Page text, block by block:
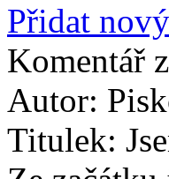
Přidat
Komentář
Autor:
Titulek: